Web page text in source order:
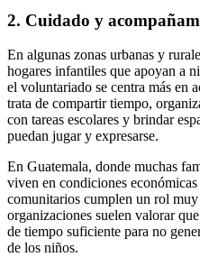
2. Cuidado y
En algunas zonas urbanas y
hogares infantiles que apoyan a
el voluntariado se centra más en
trata de compartir tiempo,
con tareas escolares y brindar
puedan jugar y expresarse.
En Guatemala, donde muchas
viven en condiciones
comunitarios cumplen un rol
organizaciones suelen valorar
de tiempo suficiente para no
de los niños.